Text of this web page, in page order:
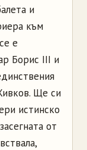
и
към
е
Борис III и
Ще си
истинско
от